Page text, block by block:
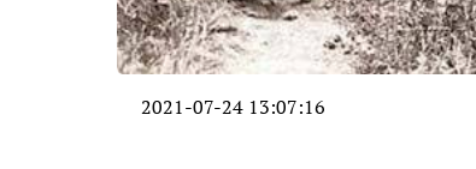
2021-07-24 13:07:16